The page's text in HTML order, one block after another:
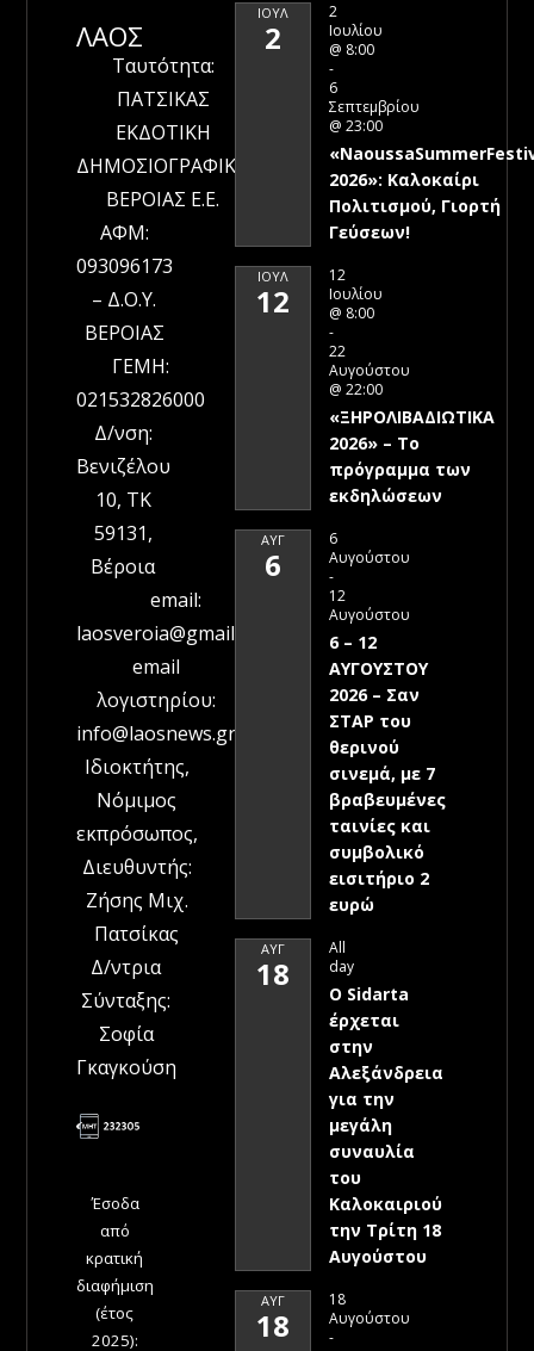
ΛΑΟΣ
Ταυτότητα:
ΠΑΤΣΙΚΑΣ
ΕΚΔΟΤΙΚΗ
ΔΗΜΟΣΙΟΓΡΑΦΙΚΗ
ΒΕΡΟΙΑΣ Ε.Ε.
ΑΦΜ:
093096173
– Δ.Ο.Υ.
ΒΕΡΟΙΑΣ
ΓΕΜΗ:
021532826000
Δ/νση:
Βενιζέλου
10, ΤΚ
59131,
Βέροια
email:
laosveroia@gmail.com
email
λογιστηρίου:
info@laosnews.gr
Ιδιοκτήτης,
Νόμιμος
εκπρόσωπος,
Διευθυντής:
Ζήσης Μιχ.
Πατσίκας
Δ/ντρια
Σύνταξης:
Σοφία
Γκαγκούση
Έσοδα
από
κρατική
διαφήμιση
(έτος
2025):
ΙΟΎΛ
2
2
Ιουλίου
@ 8:00
-
6
Σεπτεμβρίου
@ 23:00
2026»: Καλοκαίρι
Πολιτισμού, Γιορτή
Γεύσεων!
ΙΟΎΛ
12
12
Ιουλίου
@ 8:00
-
22
Αυγούστου
@ 22:00
«ΞΗΡΟΛΙΒΑΔΙΩΤΙΚΑ
2026» – To
πρόγραμμα των
εκδηλώσεων
ΑΥΓ
6
6
Αυγούστου
-
12
Αυγούστου
6 – 12
ΑΥΓΟΥΣΤΟΥ
2026 – Σαν
ΣΤΑΡ του
θερινού
σινεμά, με 7
βραβευμένες
ταινίες και
συμβολικό
εισιτήριο 2
ευρώ
ΑΥΓ
18
All
day
Ο Sidarta
έρχεται
στην
Αλεξάνδρεια
για την
μεγάλη
συναυλία
του
Καλοκαιριού
την Τρίτη 18
Αυγούστου
ΑΥΓ
18
18
Αυγούστου
-